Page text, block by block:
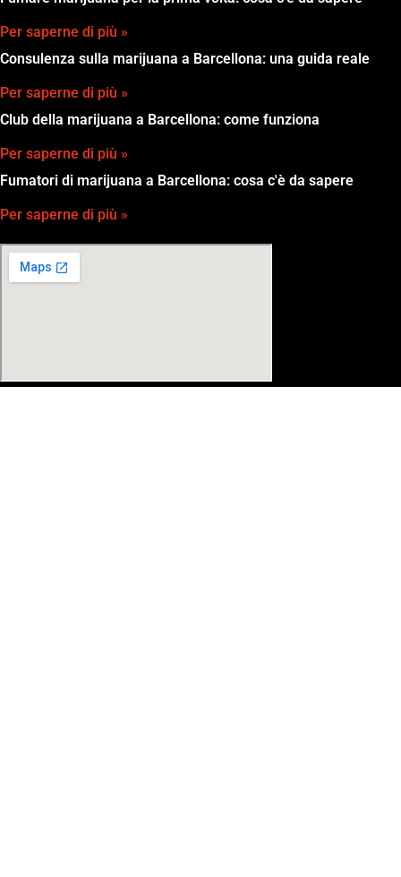
Per saperne di più »
Consulenza sulla marijuana a Barcellona: una guida reale
Per saperne di più »
Club della marijuana a Barcellona: come funziona
Per saperne di più »
Fumatori di marijuana a Barcellona: cosa c'è da sapere
Per saperne di più »